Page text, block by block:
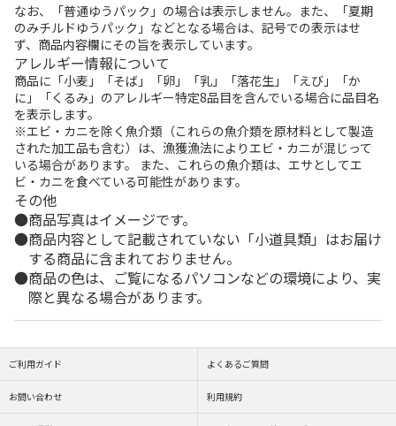
なお、「普通ゆうパック」の場合は表示しません。また、「夏期
のみチルドゆうパック」などとなる場合は、記号での表示はせ
ず、商品内容欄にその旨を表示しています。
アレルギー情報について
商品に「小麦」「そば」「卵」「乳」「落花生」「えび」「か
に」「くるみ」のアレルギー特定8品目を含んでいる場合に品目名
を表示します。
※エビ・カニを除く魚介類（これらの魚介類を原材料として製造
された加工品も含む）は、漁獲漁法によりエビ・カニが混じって
いる場合があります。 また、これらの魚介類は、エサとしてエ
ビ・カニを食べている可能性があります。
その他
商品写真はイメージです。
商品内容として記載されていない「小道具類」はお届け
する商品に含まれておりません。
商品の色は、ご覧になるパソコンなどの環境により、実
際と異なる場合があります。
ご利用ガイド よくあるご質問
お問い合わせ 利用規約